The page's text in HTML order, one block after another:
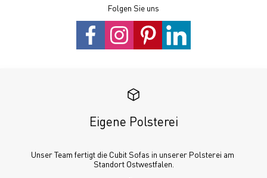
Folgen Sie uns
Eigene Polsterei
Unser Team fertigt die Cubit Sofas in unserer Polsterei am
Standort Ostwestfalen.